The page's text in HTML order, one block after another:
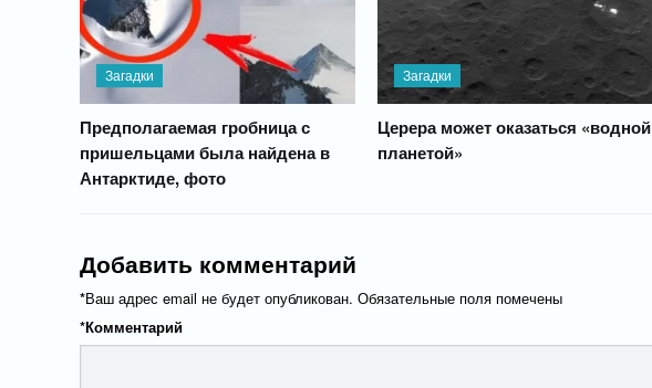
Загадки
Предполагаемая гробница с
пришельцами была найдена в
Антарктиде, фото
Загадки
Церера может оказаться «водной
планетой»
Добавить комментарий
Ваш адрес email не будет опубликован. Обязательные поля помечены
*
Комментарий
*